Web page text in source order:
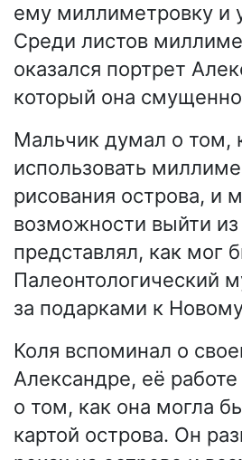
ему миллиметровку и
Среди листов
оказался портрет
который она смущенно
Мальчик думал о том,
использовать
рисования острова, и
возможности выйти
представлял, как мог
Палеонтологический
за подарками к
Коля вспоминал о
Александре, её
о том, как она могла
картой острова. Он